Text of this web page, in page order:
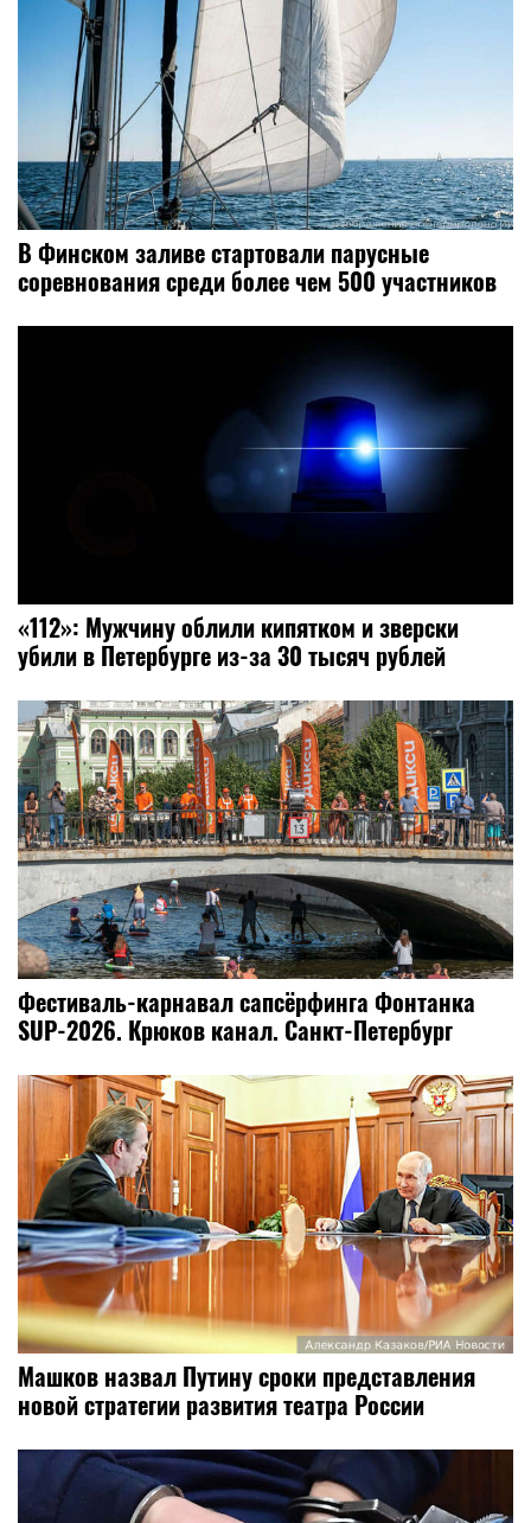
В Финском заливе стартовали парусные
соревнования среди более чем 500 участников
«112»: Мужчину облили кипятком и зверски
убили в Петербурге из-за 30 тысяч рублей
Фестиваль-карнавал сапсёрфинга Фонтанка
SUP-2026. Крюков канал. Санкт-Петербург
Машков назвал Путину сроки представления
новой стратегии развития театра России